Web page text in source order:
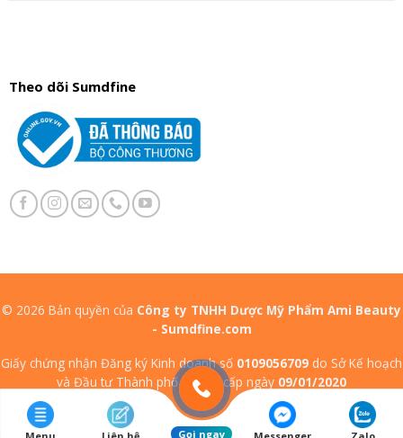
Theo dõi Sumdfine
© 2026 Bản quyền của Công ty TNHH Dược Mỹ Phẩm Ami Beauty
- Sumdfine.com
Giấy chứng nhận Đăng ký Kinh doanh số 0109056709 do Sở Kế hoạch
và Đầu tư Thành phố Hà Nội cấp ngày 09/01/2020
Gọi ngay